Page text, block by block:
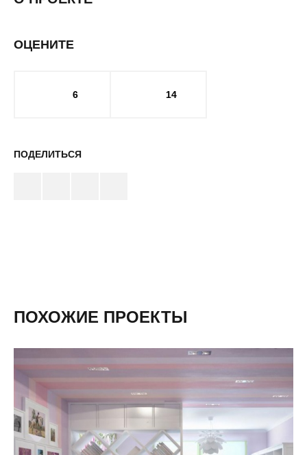
ОЦЕНИТЕ
6 14
ПОДЕЛИТЬСЯ
ПОХОЖИЕ ПРОЕКТЫ